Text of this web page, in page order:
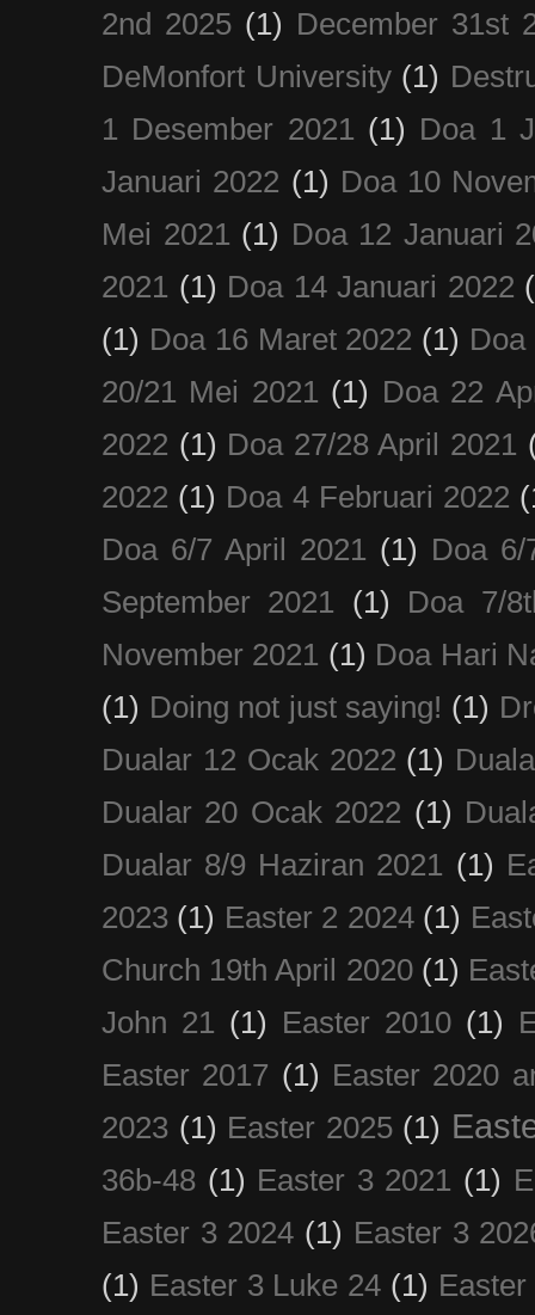
2nd 2025 (1) December 31st
DeMonfort University (1)
1 Desember 2021 (1) Doa 1
Januari 2022 (1) Doa 10
Mei 2021 (1) Doa 12 Januari
2021 (1) Doa 14 Januari 2022
(1) Doa 16 Maret 2022 (1) Doa
20/21 Mei 2021 (1) Doa 22
2022 (1) Doa 27/28 April 2021
2022 (1) Doa 4 Februari 2022
Doa 6/7 April 2021 (1) Doa
September 2021
(1)
Doa 7/
November 2021 (1) Doa Hari
(1) Doing not just saying! (1)
Dualar 12 Ocak 2022 (1)
Dualar 20 Ocak 2022 (1)
Dualar 8/9 Haziran 2021 (1)
2023 (1) Easter 2 2024 (1)
Church 19th April 2020 (1)
John 21 (1) Easter 2010 (1)
Easter 2017 (1) Easter 2020
2023 (1) Easter 2025 (1)
36b-48 (1) Easter 3 2021 (1)
Easter 3 2024 (1) Easter 3
(1) Easter 3 Luke 24 (1)